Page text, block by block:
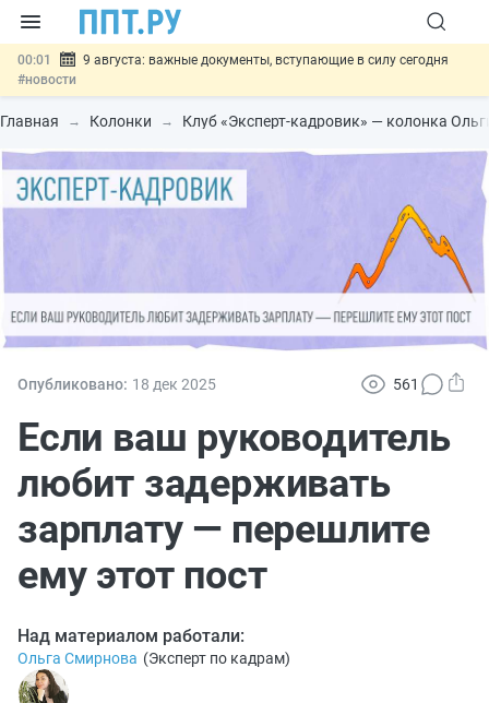
00:01
9 августа: важные документы, вступающие в силу сегодня
#новости
07.08 Подписан закон о блокировке продажи опасных товаров через
«Честный знак»#новости
07.08 Госпошлину за устранение ошибок в документах предлагают
отменить#новости
Разработают единые критерии трудовых и ГПХ-
Главная Колонки Клуб «Эксперт-кадровик» — колонка
Опубликовано: 18 дек 2025 561
Если ваш руководитель
любит задерживать
зарплату — перешлите
ему этот пост
Над материалом работали:
Ольга Смирнова (Эксперт по кадрам)